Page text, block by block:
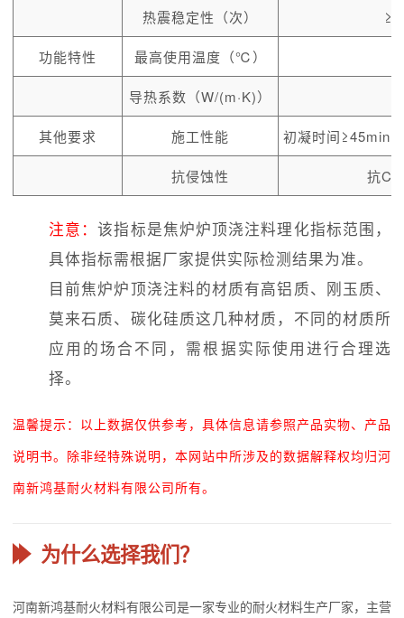
热震稳定性（次）
功能特性 最高使用温度（℃）
导热系数（W/(m·K)）
其他要求 施工性能 初凝时间≥45min
抗侵蚀性 抗
注意：该指标是焦炉炉顶浇注料理化指标范围，
具体指标需根据厂家提供实际检测结果为准。
目前焦炉炉顶浇注料的材质有高铝质、刚玉质、
莫来石质、碳化硅质这几种材质，不同的材质所
应用的场合不同，需根据实际使用进行合理选
择。
温馨提示：以上数据仅供参考，具体信息请参照产品实物、产品
说明书。除非经特殊说明，本网站中所涉及的数据解释权均归河
南新鸿基耐火材料有限公司所有。
为什么选择我们？
河南新鸿基耐火材料有限公司是一家专业的耐火材料生产厂家，主营